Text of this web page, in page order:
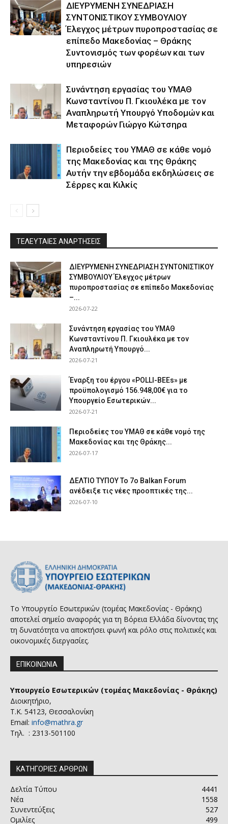
ΔΙΕΥΡΥΜΕΝΗ ΣΥΝΕΔΡΙΑΣΗ
ΣΥΝΤΟΝΙΣΤΙΚΟΥ ΣΥΜΒΟΥΛΙΟΥ
Έλεγχος μέτρων πυροπροστασίας σε
επίπεδο Μακεδονίας – Θράκης
Συντονισμός των φορέων και των
υπηρεσιών
Συνάντηση εργασίας του ΥΜΑΘ
Κωνσταντίνου Π. Γκιουλέκα με τον
Αναπληρωτή Υπουργό Υποδομών και
Μεταφορών Γιώργο Κώτσηρα
Περιοδείες του ΥΜΑΘ σε κάθε νομό
της Μακεδονίας και της Θράκης
Αυτήν την εβδομάδα εκδηλώσεις σε
Σέρρες και Κιλκίς
ΤΕΛΕΥΤΑΙΕΣ ΑΝΑΡΤΗΣΕΙΣ
ΔΙΕΥΡΥΜΕΝΗ ΣΥΝΕΔΡΙΑΣΗ ΣΥΝΤΟΝΙΣΤΙΚΟΥ
ΣΥΜΒΟΥΛΙΟΥ Έλεγχος μέτρων
πυροπροστασίας σε επίπεδο Μακεδονίας
–...
2026-07-22
Συνάντηση εργασίας του ΥΜΑΘ
Κωνσταντίνου Π. Γκιουλέκα με τον
Αναπληρωτή Υπουργό...
2026-07-21
Έναρξη του έργου «POLLI-BEEs» με
προϋπολογισμό 156.948,00€ για το
Υπουργείο Εσωτερικών...
2026-07-21
Περιοδείες του ΥΜΑΘ σε κάθε νομό της
Μακεδονίας και της Θράκης...
2026-07-17
ΔΕΛΤΙΟ ΤΥΠΟΥ Το 7ο Balkan Forum
ανέδειξε τις νέες προοπτικές της...
2026-07-10
Το Υπουργείο Εσωτερικών (τομέας Μακεδονίας - Θράκης)
αποτελεί σημείο αναφοράς για τη Βόρεια Ελλάδα δίνοντας της
τη δυνατότητα να αποκτήσει φωνή και ρόλο στις πολιτικές και
οικονομικές διεργασίες.
ΕΠΙΚΟΙΝΩΝΙΑ
Υπουργείο Εσωτερικών (τομέας Μακεδονίας - Θράκης)
Διοικητήριο,
Τ.Κ. 54123, Θεσσαλονίκη
Email: info@mathra.gr
Τηλ. : 2313-501100
ΚΑΤΗΓΟΡΙΕΣ ΑΡΘΡΩΝ
Δελτία Τύπου
4441
Νέα
1558
Συνεντεύξεις
527
Ομιλίες
499